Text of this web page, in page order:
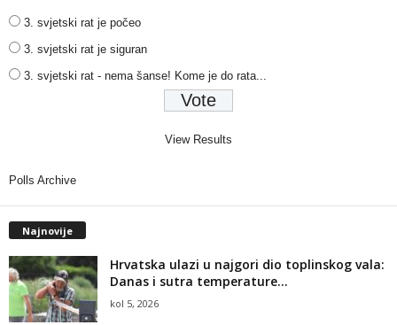
3. svjetski rat je počeo
3. svjetski rat je siguran
3. svjetski rat - nema šanse! Kome je do rata...
View Results
Polls Archive
Najnovije
Hrvatska ulazi u najgori dio toplinskog vala:
Danas i sutra temperature...
kol 5, 2026